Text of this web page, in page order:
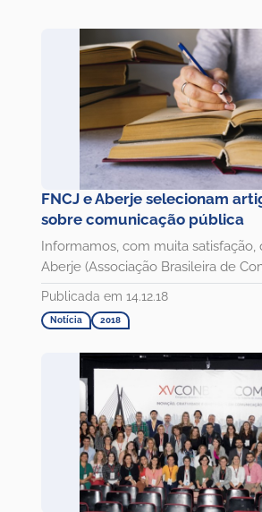
FNCJ e Aberje selecionam
sobre comunicação pública
Informamos, com muita satisfação,
Aberje (Associação Brasileira de
Empresarial) estão...
Publicada em 14.12.18
Notícia 2018